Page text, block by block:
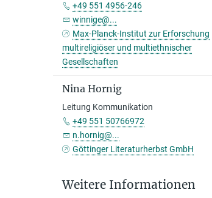
+49 551 4956-246
winnige@...
Max-Planck-Institut zur Erforschung
multireligiöser und multiethnischer
Gesellschaften
Nina Hornig
Leitung Kommunikation
+49 551 50766972
n.hornig@...
Göttinger Literaturherbst GmbH
Weitere Informationen